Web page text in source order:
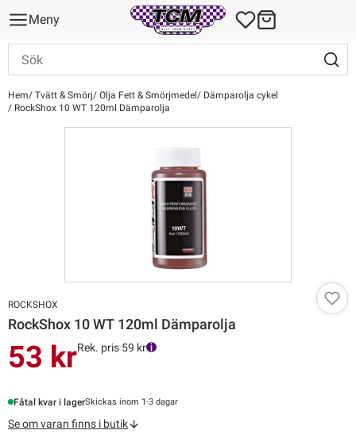
Meny
Hem Tvätt & Smörj Olja Fett & Smörjmedel
Dämparolja cykel
RockShox 10 WT 120ml Dämparolja
ROCKSHOX
RockShox 10 WT 120ml Dämparolja
53 krRek. pris 59 kr
Fåtal kvar i lagerSkickas inom 1-3 dagar
Se om varan finns i butik